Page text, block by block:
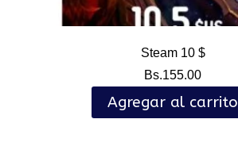
Steam 10 $
Bs.155.00
Agregar al carrito